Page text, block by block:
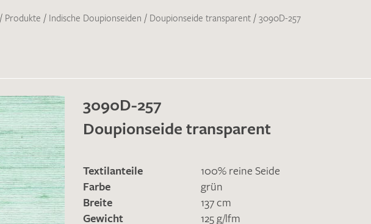
/ Produkte / Indische Doupionseiden / Doupionseide transparent / 3090D-257
3090D-257
Doupionseide transparent
Textilanteile
100% reine Seide
Farbe
grün
Breite
137 cm
Gewicht
125 g/lfm